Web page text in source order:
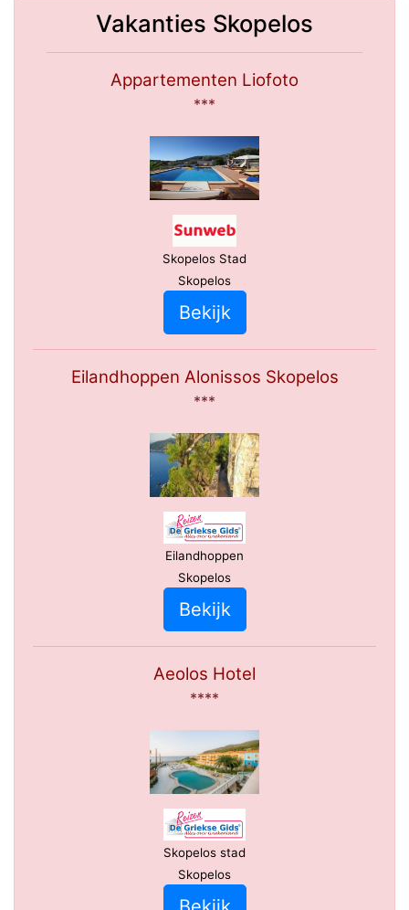
Vakanties Skopelos
Appartementen Liofoto
***
Skopelos Stad
Skopelos
Bekijk
Eilandhoppen Alonissos Skopelos
***
Eilandhoppen
Skopelos
Bekijk
Aeolos Hotel
****
Skopelos stad
Skopelos